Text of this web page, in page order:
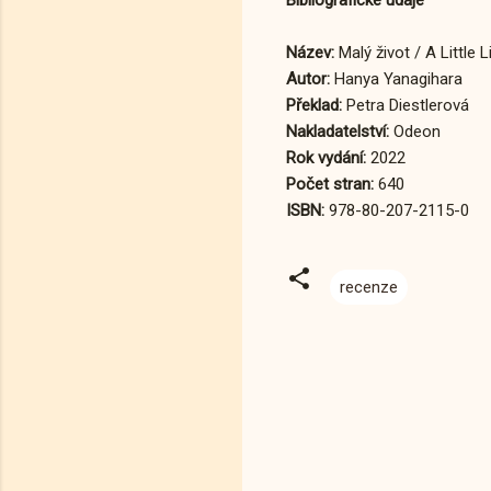
Název:Malý život / A Little
Autor:Hanya Yanagihara
Překlad:Petra Diestlerová
Nakladatelství:Odeon
Rok vydání:2022
Počet stran:640
ISBN:978-80-207-2115-0
recenze